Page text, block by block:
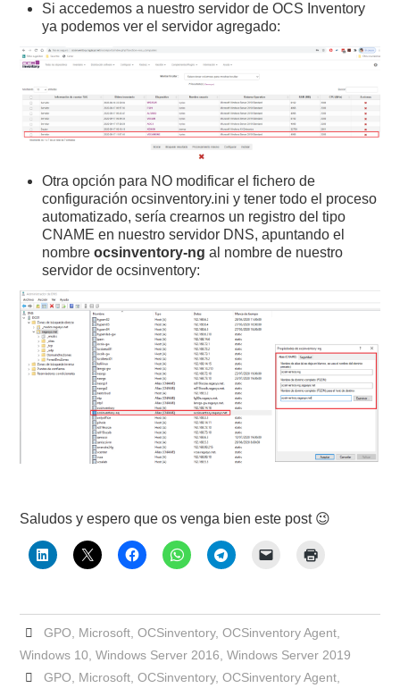
Si accedemos a nuestro servidor de OCS Inventory
ya podemos ver el servidor agregado:
Otra opción para NO modificar el fichero de
configuración ocsinventory.ini y tener todo el proceso
automatizado, sería crearnos un registro del tipo
CNAME en nuestro servidor DNS, apuntando el
nombreocsinventory-ng al nombre de nuestro
servidor de ocsinventory:
Saludos y espero que os venga bien este post 😉
GPO Microsoft, OCSinventory, OCSinventory Agent,
Windows 10 ,Windows Server 2016 ,Windows Server 2019
GPO
Microsoft, OCSinventory, OCSinventory Agent,